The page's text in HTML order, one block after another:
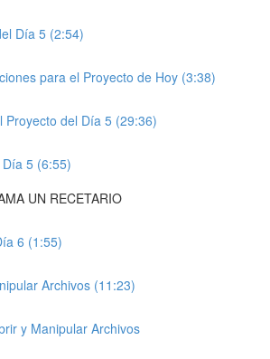
Día 5 (2:54)
para el Proyecto de Hoy (3:38)
Proyecto del Día 5 (29:36)
5 (6:55)
UN RECETARIO
6 (1:55)
Archivos (11:23)
y Manipular Archivos